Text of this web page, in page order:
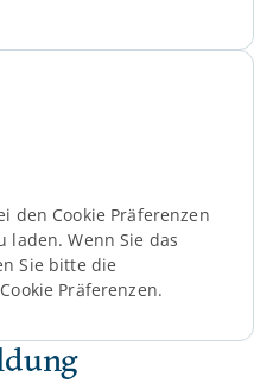
den Cookie Präferenzen
laden. Wenn Sie das
Sie bitte die
Präferenzen.